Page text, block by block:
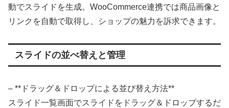
動でスライドを生成。WooCommerce連携では商品画像と
リンクを自動で取得し、ショップの魅力を訴求できます。
スライドの並べ替えと管理
– **ドラッグ＆ドロップによる並び替え方法**
スライド一覧画面でスライドをドラッグ＆ドロップするだ